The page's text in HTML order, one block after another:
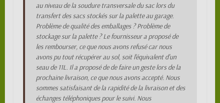
au niveau de la soudure transversale du sac lors du
transfert des sacs stockés sur la palette au garage.
Problème de qualité des emballages ? Problème de
stockage sur la palette ? Le fournisseur a proposé de
les rembourser, ce que nous avons refusé car nous
avons pu tout récupérer au sol, soit l'équivalent d'un
seau de 11L. Il a proposé de de faire un geste lors de la
prochaine livraison, ce que nous avons accepté. Nous
sommes satisfaisant de la rapidité de la livraison et des
échanges téléphoniques pour le suivi. Nous